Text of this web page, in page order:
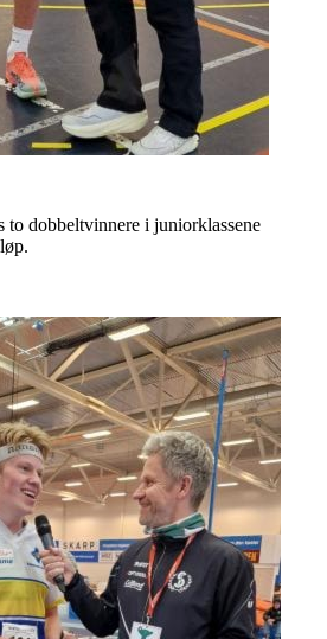
to dobbeltvinnere i juniorklassene